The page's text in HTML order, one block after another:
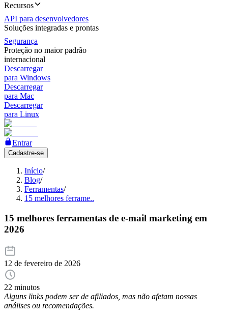
Recursos
API para desenvolvedores
Soluções integradas e prontas
Segurança
Proteção no maior padrão
internacional
Descarregar
para Windows
Descarregar
para Mac
Descarregar
para Linux
Entrar
Cadastre-se
Início/
Blog/
Ferramentas/
15 melhores ferrame..
15 melhores ferramentas de e-mail marketing em
2026
12 de fevereiro de 2026
22 minutos
Alguns links podem ser de afiliados, mas não afetam nossas
análises ou recomendações.